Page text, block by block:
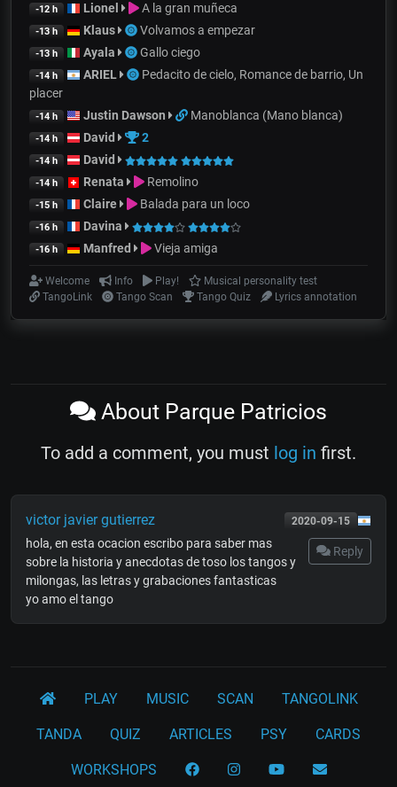
-12 h Lionel A la gran muñeca
-13 h Klaus Volvamos a empezar
-13 h Ayala Gallo ciego
-14 h ARIEL
Pedacito de cielo, Romance de barrio, Un
placer
-14 h Justin Dawson Manoblanca (Mano blanca)
-14 h David 2
-14 h David
-14 h Renata Remolino
-15 h Claire Balada para un loco
-16 h Davina
-16 h Manfred Vieja amiga
Welcome Info Play!
Musical personality test
TangoLink
Tango Scan Tango Quiz Lyrics annotation
About Parque Patricios
To add a comment, you must log in first.
2020-09-15
victor javier gutierrez
Reply
hola, en esta ocacion escribo para saber mas
sobre la historia y anecdotas de toso los tangos y
milongas, las letras y grabaciones fantasticas
yo amo el tango
PLAY MUSIC SCAN TANGOLINK
TANDA QUIZ ARTICLES PSY CARDS
WORKSHOPS